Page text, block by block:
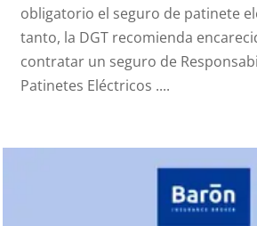
obligatorio el seguro de patinete
tanto, la DGT recomienda
contratar un seguro de
Patinetes Eléctricos ....